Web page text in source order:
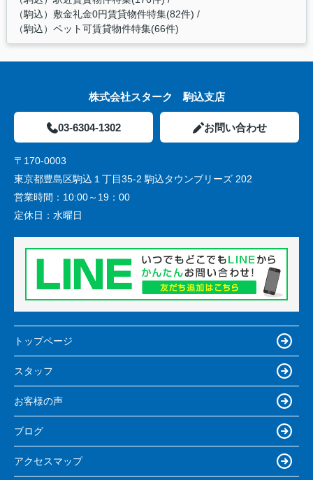
（駒込）敷金礼金0円賃貸物件特集(82件)
（駒込）ペット可賃貸物件特集(66件)
株式会社スターク 駒込支店
03-6304-1302 お問い合わせ
〒170-0003
東京都豊島区駒込１丁目35-2 駒込タウンブリーズ 202
営業時間： 10:00～19：00
定休日： 水曜日
トップページ
スタッフ
お客様の声
ブログ
アクセスマップ